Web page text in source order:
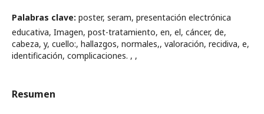
Palabras clave: poster, seram, presentación electrónica
educativa, Imagen, post-tratamiento, en, el, cáncer, de,
cabeza, y, cuello:, hallazgos, normales,, valoración, recidiva, e,
identificación, complicaciones. , ,
Resumen